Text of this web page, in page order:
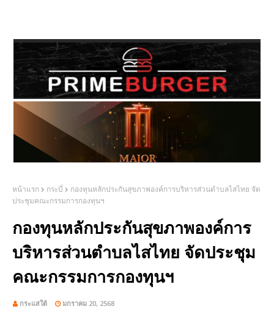
หน้าแรก กระบี่
กองทุนหลักประกันสุขภาพองค์การบริหารส่วนตำบลไสไทย จัด
ประชุมคณะกรรมการกองทุนฯ
กองทุนหลักประกันสุขภาพองค์การ
บริหารส่วนตำบลไสไทย จัดประชุม
คณะกรรมการกองทุนฯ
กระแสใต้ มกราคม 20, 2568